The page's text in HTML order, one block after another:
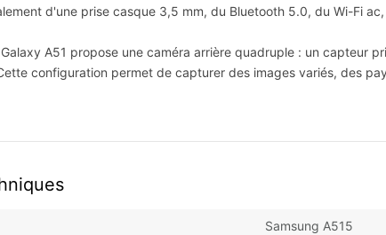
d'une prise casque 3,5 mm, du Bluetooth 5.0, du Wi-Fi
A51 propose une caméra arrière quadruple : un capteur
configuration permet de capturer des images variés, des
Samsung A515